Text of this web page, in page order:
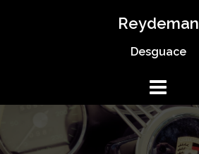
Reydeman
Desguace